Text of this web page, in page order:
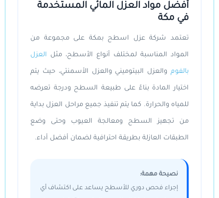
أفضل مواد العزل المائي المستخدمة
في مكة
تعتمد شركة عزل اسطح بمكة على مجموعة من
المواد المناسبة لمختلف أنواع الأسطح، مثل العزل
بالفوموالعزل البيتوميني والعزل الأسمنتي، حيث يتم
اختيار المادة بناءً على طبيعة السطح ودرجة تعرضه
للمياه والحرارة. كما يتم تنفيذ جميع مراحل العزل بداية
من تجهيز السطح ومعالجة العيوب وحتى وضع
الطبقات العازلة بطريقة احترافية لضمان أفضل أداء.
نصيحة مهمة:
إجراء فحص دوري للأسطح يساعد على اكتشاف أي